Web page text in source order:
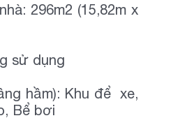
296m2 (15,82m x
sử dụng
hầm): Khu để xe,
Bể bơi